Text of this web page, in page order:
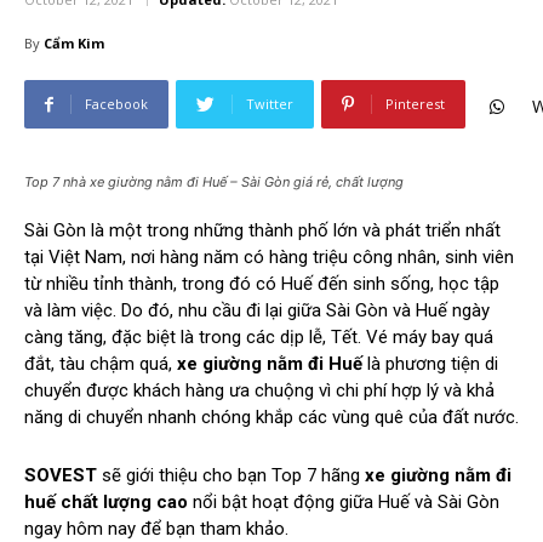
By Cẩm Kim
Facebook Twitter Pinterest
Top 7 nhà xe giường nằm đi Huế – Sài Gòn giá rẻ, chất lượng
Sài Gòn là một trong những thành phố lớn và phát triển nhất
tại Việt Nam, nơi hàng năm có hàng triệu công nhân, sinh viên
từ nhiều tỉnh thành, trong đó có Huế đến sinh sống, học tập
và làm việc. Do đó, nhu cầu đi lại giữa Sài Gòn và Huế ngày
càng tăng, đặc biệt là trong các dịp lễ, Tết. Vé máy bay quá
đắt, tàu chậm quá, xe giường nằm đi Huếlà phương tiện di
chuyển được khách hàng ưa chuộng vì chi phí hợp lý và khả
năng di chuyển nhanh chóng khắp các vùng quê của đất nước.
SOVEST sẽ giới thiệu cho bạn Top 7 hãng xe giường nằm đi
huế chất lượng cao nổi bật hoạt động giữa Huế và Sài Gòn
ngay hôm nay để bạn tham khảo.